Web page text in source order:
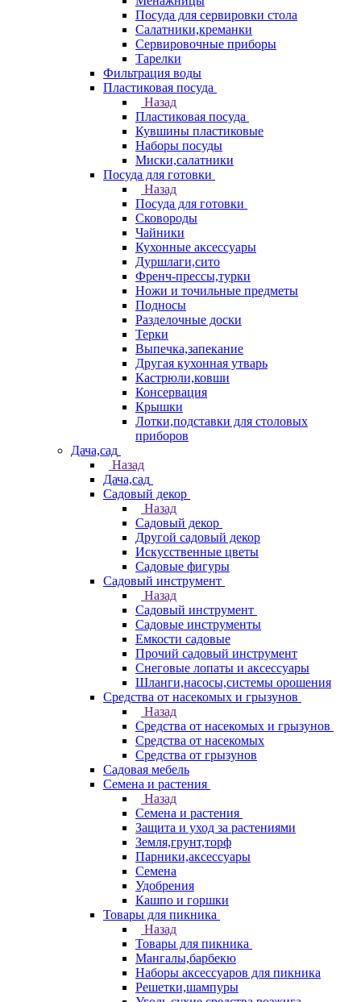
Посуда для сервировки стола
Салатники,креманки
Сервировочные приборы
Тарелки
Фильтрация воды
Пластиковая посуда
Назад
Пластиковая посуда
Кувшины пластиковые
Наборы посуды
Миски,салатники
Посуда для готовки
Назад
Посуда для готовки
Сковороды
Чайники
Кухонные аксессуары
Дуршлаги,сито
Френч-прессы,турки
Ножи и точильные предметы
Подносы
Разделочные доски
Терки
Выпечка,запекание
Другая кухонная утварь
Кастрюли,ковши
Консервация
Крышки
Лотки,подставки для столовых
приборов
Дача,сад
Назад
Дача,сад
Садовый декор
Назад
Садовый декор
Другой садовый декор
Искусственные цветы
Садовые фигуры
Садовый инструмент
Назад
Садовый инструмент
Садовые инструменты
Емкости садовые
Прочий садовый инструмент
Снеговые лопаты и аксессуары
Шланги,насосы,системы орошения
Средства от насекомых и грызунов
Назад
Средства от насекомых и грызунов
Средства от насекомых
Средства от грызунов
Садовая мебель
Семена и растения
Назад
Семена и растения
Защита и уход за растениями
Земля,грунт,торф
Парники,аксессуары
Семена
Удобрения
Кашпо и горшки
Товары для пикника
Назад
Товары для пикника
Мангалы,барбекю
Наборы аксессуаров для пикника
Решетки,шампуры